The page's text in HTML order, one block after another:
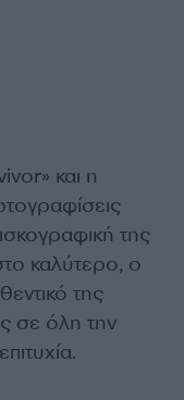
και η
της
καλύτερο, ο
της
σε όλη την